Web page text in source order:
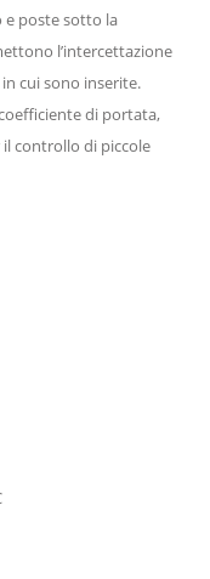
poste sotto la
l’intercettazione
cui sono inserite.
di portata,
controllo di piccole